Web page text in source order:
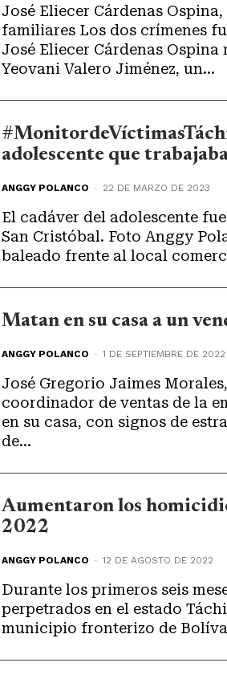
José Eliecer Cárdenas
familiares Los dos crímenes
José Eliecer Cárdenas
Yeovani Valero Jiménez, un...
adolescente que
ANGGY POLANCO - 22 DE MARZO DE 2023
El cadáver del adolescente
San Cristóbal. Foto Anggy
baleado frente al local
Matan en su casa a un
ANGGY POLANCO - 1 DE SEPTIEMBRE DE 2022
José Gregorio Jaimes
coordinador de ventas de la
en su casa, con signos de
de...
Aumentaron los
2022
ANGGY POLANCO - 12 DE AGOSTO DE 2022
Durante los primeros seis
perpetrados en el estado
municipio fronterizo de